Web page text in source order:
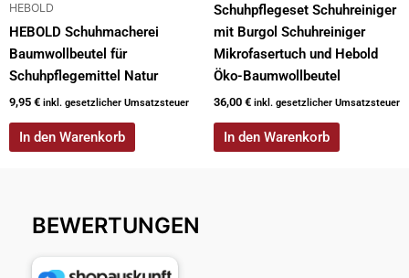
HEBOLD
HEBOLD Schuhmacherei
Baumwollbeutel für
Schuhpflegemittel Natur
9,95 € inkl. gesetzlicher Umsatzsteuer
In den Warenkorb
Schuhpflegeset Schuhreiniger
mit Burgol Schuhreiniger
Mikrofasertuch und Hebold
Öko-Baumwollbeutel
36,00 € inkl. gesetzlicher Umsatzsteuer
In den Warenkorb
BEWERTUNGEN